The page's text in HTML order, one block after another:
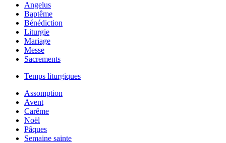
Angelus
Baptême
Bénédiction
Liturgie
Mariage
Messe
Sacrements
Temps liturgiques
Assomption
Avent
Carême
Noël
Pâques
Semaine sainte